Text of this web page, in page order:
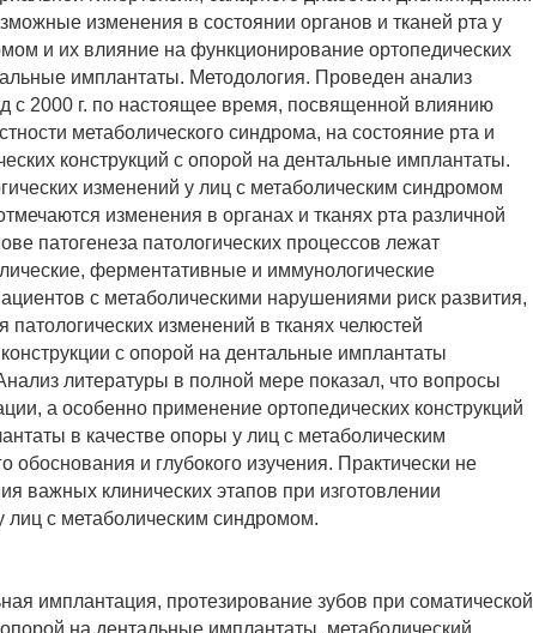
изменения в состоянии органов и тканей рта у
и их влияние на функционирование ортопедических
имплантаты. Методология. Проведен анализ
с 2000 г. по настоящее время, посвященной влиянию
метаболического синдрома, на состояние рта и
конструкций с опорой на дентальные имплантаты.
изменений у лиц с метаболическим синдромом
изменения в органах и тканях рта различной
патогенеза патологических процессов лежат
ферментативные и иммунологические
с метаболическими нарушениями риск развития,
патологических изменений в тканях челюстей
с опорой на дентальные имплантаты
литературы в полной мере показал, что вопросы
а особенно применение ортопедических конструкций
в качестве опоры у лиц с метаболическим
и глубокого изучения. Практически не
важных клинических этапов при изготовлении
лиц с метаболическим синдромом.
имплантация, протезирование зубов при соматической
на дентальные имплантаты, метаболический